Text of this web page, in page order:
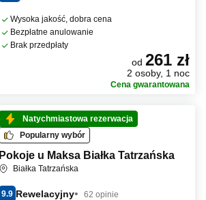
Wysoka jakość, dobra cena
Bezpłatne anulowanie
Brak przedpłaty
od 261 zł
2 osoby, 1 noc
Cena gwarantowana
Natychmiastowa rezerwacja
Popularny wybór
Pokoje u Maksa Białka Tatrzańska
Białka Tatrzańska
9.9 Rewelacyjny 62 opinie